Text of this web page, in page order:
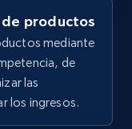
ahora
shop url
productos
mediante
de
las
los ingresos.